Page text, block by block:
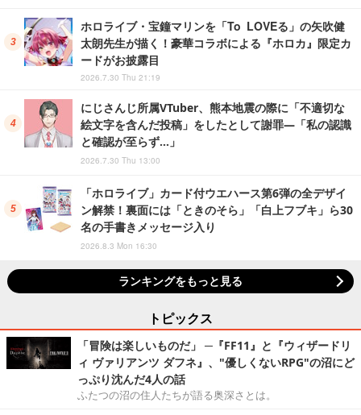
ホロライブ・宝鐘マリンを「To LOVEる」の矢吹健
太朗先生が描く！豪華コラボによる『ホロカ』限定カ
ードがお披露目
2026.7.30 Thu 21:19
にじさんじ所属VTuber、熊本地震の際に「不適切な
絵文字を含んだ投稿」をしたとして謝罪―「私の認識
と確認が至らず…」
2026.7.30 Thu 13:00
「ホロライブ」カード付ウエハース第6弾の全デザイ
ン解禁！裏面には「ときのそら」「白上フブキ」ら30
名の手書きメッセージ入り
2026.8.3 Mon 16:30
ランキングをもっと見る
トピックス
「冒険は楽しいものだ」 ─『FF11』と『ウィザードリ
ィ ヴァリアンツ ダフネ』、"優しくないRPG"の沼にど
っぷり沈んだ4人の話
ふたつの沼の住人たちが語る奥深さとは。